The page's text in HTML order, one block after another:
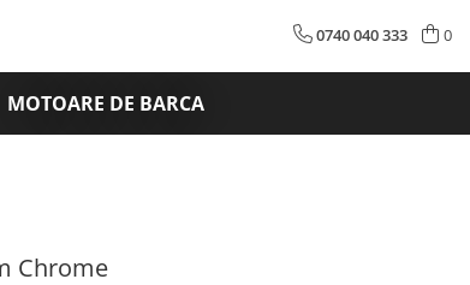
0740 040 333 0
MOTOARE DE BARCA
Chrome